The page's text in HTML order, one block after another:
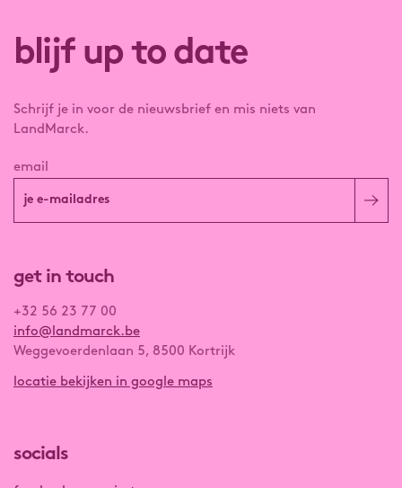
blijf up to date
Schrijf je in voor de nieuwsbrief en mis niets van
LandMarck.
email
get in touch
+32 56 23 77 00
info@landmarck.be
Weggevoerdenlaan 5, 8500 Kortrijk
locatie bekijken in google maps
socials